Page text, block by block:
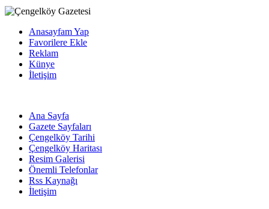
Anasayfam Yap
Favorilere Ekle
Reklam
Künye
İletişim
Ana Sayfa
Gazete Sayfaları
Çengelköy Tarihi
Çengelköy Haritası
Resim Galerisi
Önemli Telefonlar
Rss Kaynağı
İletişim